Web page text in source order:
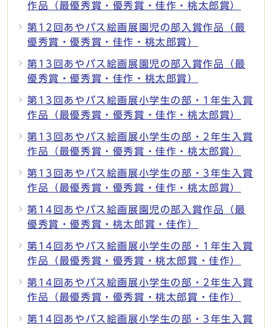
作品（最優秀賞・優秀賞・佳作・桃太郎賞）
第12回あやバス絵画展園児の部入賞作品（最
優秀賞・優秀賞・佳作・桃太郎賞）
第13回あやバス絵画展園児の部入賞作品（最
優秀賞・優秀賞・佳作・桃太郎賞）
第13回あやバス絵画展小学生の部・1年生入賞
作品（最優秀賞・優秀賞・佳作・桃太郎賞）
第13回あやバス絵画展小学生の部・2年生入賞
作品（最優秀賞・優秀賞・佳作・桃太郎賞）
第13回あやバス絵画展小学生の部・3年生入賞
作品（最優秀賞・優秀賞・佳作・桃太郎賞）
第14回あやバス絵画展園児の部入賞作品（最
優秀賞・優秀賞・桃太郎賞・佳作）
第14回あやバス絵画展小学生の部・1年生入賞
作品（最優秀賞・優秀賞・桃太郎賞・佳作）
第14回あやバス絵画展小学生の部・2年生入賞
作品（最優秀賞・優秀賞・桃太郎賞・佳作）
第14回あやバス絵画展小学生の部・3年生入賞